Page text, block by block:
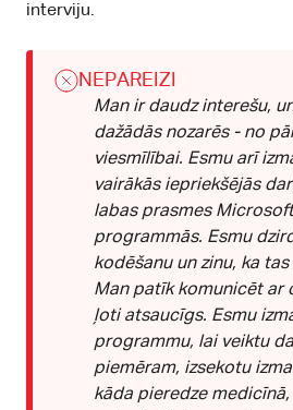
interviju.
NEPAREIZI
Man ir daudz interešu,
dažādās nozarēs - no
viesmīlībai. Esmu arī
vairākās iepriekšējās
labas prasmes
programmās. Esmu
kodēšanu un zinu, ka
Man patīk komunicēt ar
ļoti atsaucīgs. Esmu
programmu, lai veiktu
piemēram, izsekotu
kāda pieredze